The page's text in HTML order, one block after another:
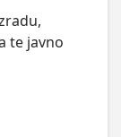
te javno